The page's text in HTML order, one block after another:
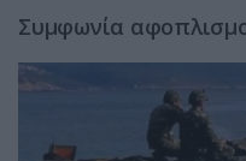
Συμφωνία